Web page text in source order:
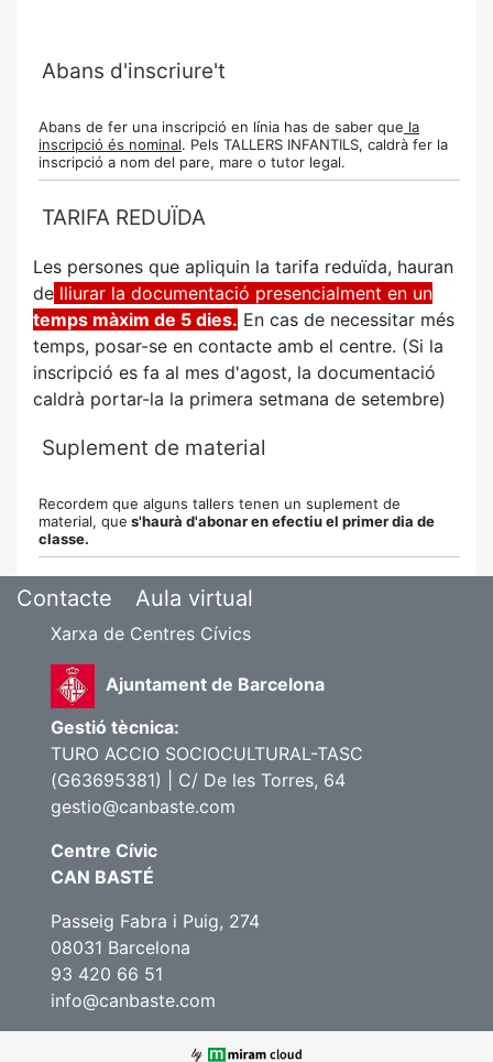
Abans d'inscriure't
Abans de fer una inscripció en línia has de saber que la
inscripció és nominal. Pels TALLERS INFANTILS, caldrà fer la
inscripció a nom del pare, mare o tutor legal.
TARIFA REDUÏDA
Les persones que apliquin la tarifa reduïda, hauran
de lliurar la documentació presencialment en un
temps màxim de 5 dies. En cas de necessitar més
temps, posar-se en contacte amb el centre. (Si la
inscripció es fa al mes d'agost, la documentació
caldrà portar-la la primera setmana de setembre)
Suplement de material
Recordem que alguns tallers tenen un suplement de
material, que s'haurà d'abonar en efectiu el primer dia de
classe.
Contacte Aula virtual
Xarxa de Centres Cívics
Ajuntament de Barcelona
Gestió tècnica:
TURO ACCIO SOCIOCULTURAL-TASC
(G63695381) | C/ De les Torres, 64
gestio@canbaste.com
Centre Cívic
CAN BASTÉ
Passeig Fabra i Puig, 274
08031 Barcelona
93 420 66 51
info@canbaste.com